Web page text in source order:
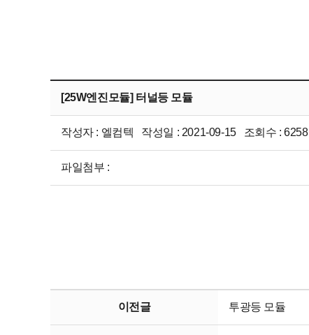
[25W엔진모듈] 터널등 모듈
작성자 : 엘컴텍 작성일 : 2021-09-15 조회수 : 6258
파일첨부 :
이전글 투광등 모듈